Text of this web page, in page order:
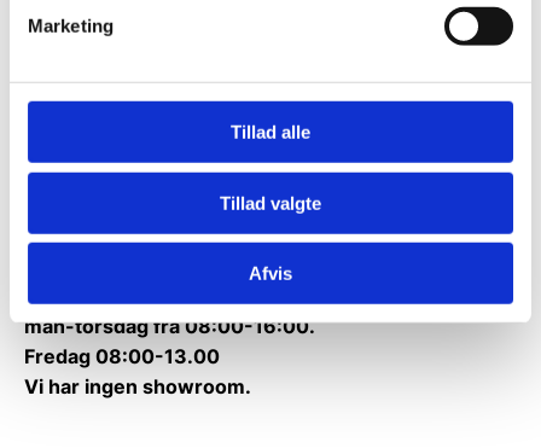
Marketing
Tillad alle
Tillad valgte
Afvis
Rømersvej 33
CVR: 38952986
Tlf.71 99 30 98
Mandag til torsdag: 10:00 – 14:00.
Fredag: Telefonlukket.
Afhentning muligt
man-torsdag fra 08:00-16:00.
Fredag 08:00-13.00
Vi har ingen showroom.